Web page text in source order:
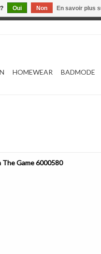
HOMEWEAR BADMODE
The Game 6000580
Oui Non En savoir plus
ne sera ni traitée, ni